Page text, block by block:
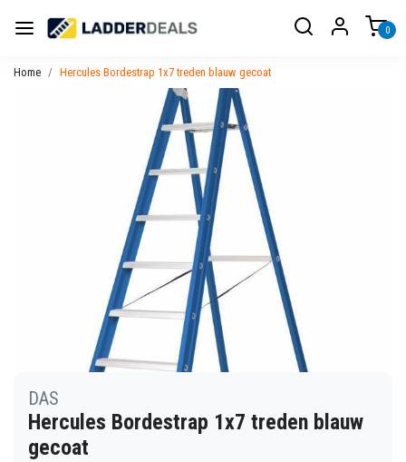
0
Home Hercules Bordestrap 1x7 treden blauw gecoat
DAS
Hercules Bordestrap 1x7 treden blauw
gecoat